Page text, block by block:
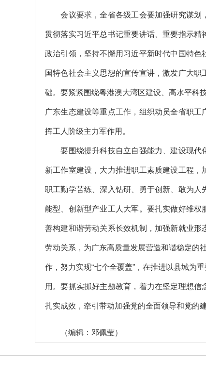
会议要求，全省各级工会要加强研究谋划
贯彻落实习近平总书记重要讲话、重要指示
政治引领，坚持不懈用习近平新时代中国特
国特色社会主义思想的宣传宣讲，激发广大
础。要紧紧围绕粤港澳大湾区建设、高水平科
广东生态建设等重点工作，组织动员全省职
挥工人阶级主力军作用。
要围绕提升科技自立自强能力、建设现代
新工作室建设，大力推进职工素质建设工程
职工勤学苦练、深入钻研、勇于创新、敢为
能型、创新型产业工人大军。要扎实做好维
善构建和谐劳动关系长效机制，加强新就业
劳动关系，为广东高质量发展营造和谐稳定的
作，努力实现“七个全覆盖”，在推进以县城为
用。要抓实抓好主题教育，着力在坚定理想
扎实成效，牵引带动加强党的全面领导和党的
（编辑：邓佩莹）